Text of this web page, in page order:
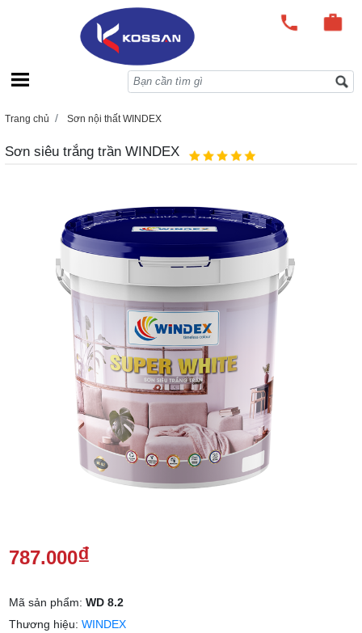
Trang chủ Sơn nội thất WINDEX
Sơn siêu trắng trần WINDEX
787.000₫
Mã sản phẩm: WD 8.2
Thương hiệu: WINDEX